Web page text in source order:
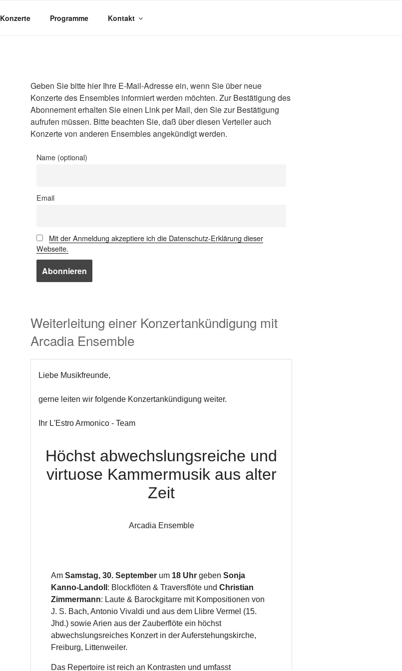
Konzerte Programme Kontakt
Geben Sie bitte hier Ihre E-Mail-Adresse ein, wenn Sie über neue
Konzerte des Ensembles informiert werden möchten. Zur Bestätigung des
Abonnement erhalten Sie einen Link per Mail, den Sie zur Bestätigung
aufrufen müssen. Bitte beachten Sie, daß über diesen Verteiler auch
Konzerte von anderen Ensembles angekündigt werden.
Name (optional)
Email
Mit der Anmeldung akzeptiere ich die Datenschutz-Erklärung dieser
Webseite.
Weiterleitung einer Konzertankündigung mit
Arcadia Ensemble